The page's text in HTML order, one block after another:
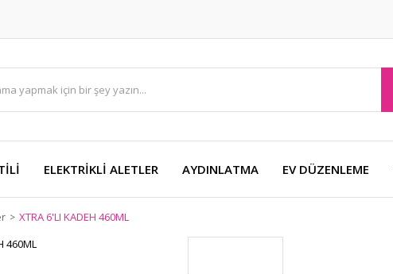
ELEKTRİKLİ ALETLER AYDINLATMA EV DÜZENLEME
XTRA 6'LI KADEH 460ML